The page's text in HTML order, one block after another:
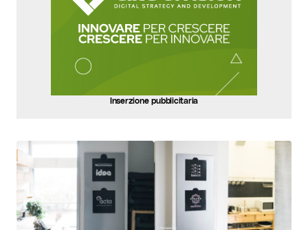
Inserzione pubblicitaria